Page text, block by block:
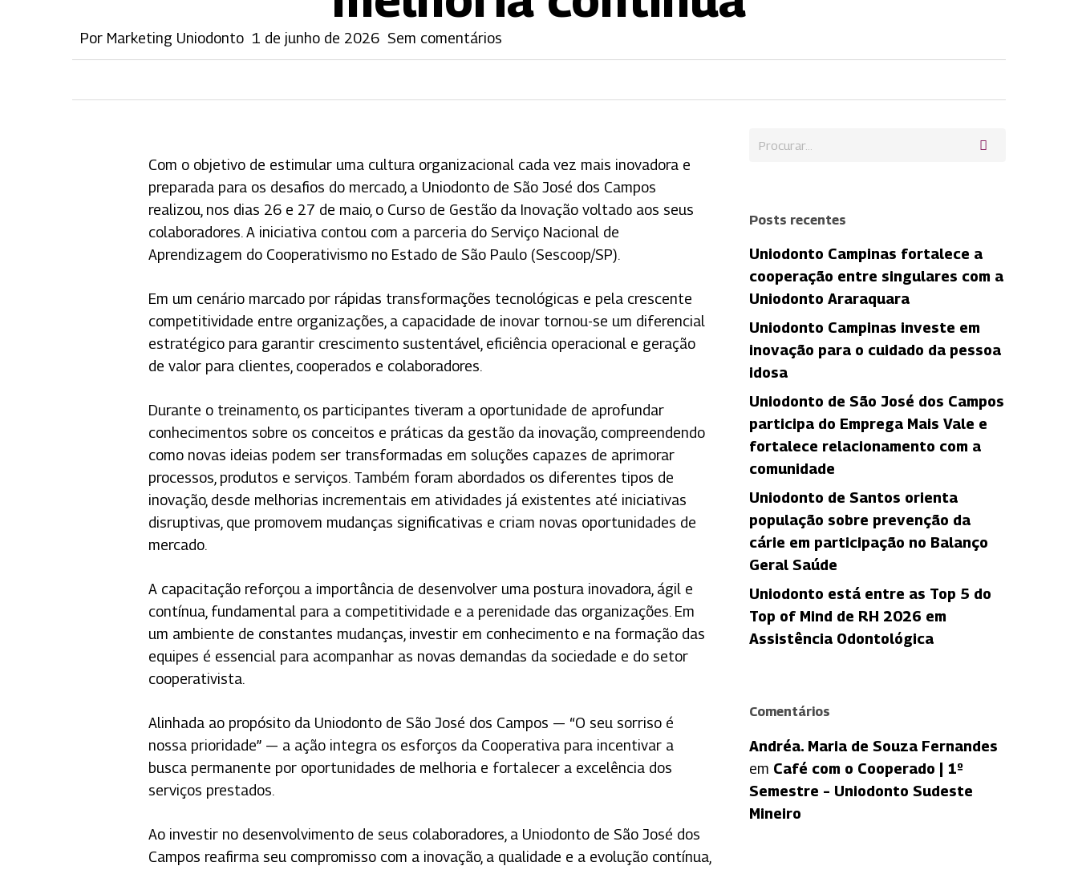
Pressione Enter para pesquisar ou ESC para fechar
Por Marketing Uniodonto 1 de junho de 2026 Sem comentários
Com o objetivo de estimular uma cultura organizacional cada vez mais inovadora e
preparada para os desafios do mercado, a Uniodonto de São José dos Campos
realizou, nos dias 26 e 27 de maio, o Curso de Gestão da Inovação voltado aos seus
colaboradores. A iniciativa contou com a parceria do Serviço Nacional de
Aprendizagem do Cooperativismo no Estado de São Paulo (Sescoop/SP).
Em um cenário marcado por rápidas transformações tecnológicas e pela crescente
competitividade entre organizações, a capacidade de inovar tornou-se um diferencial
estratégico para garantir crescimento sustentável, eficiência operacional e geração
de valor para clientes, cooperados e colaboradores.
Durante o treinamento, os participantes tiveram a oportunidade de aprofundar
conhecimentos sobre os conceitos e práticas da gestão da inovação, compreendendo
como novas ideias podem ser transformadas em soluções capazes de aprimorar
processos, produtos e serviços. Também foram abordados os diferentes tipos de
inovação, desde melhorias incrementais em atividades já existentes até iniciativas
disruptivas, que promovem mudanças significativas e criam novas oportunidades de
mercado.
A capacitação reforçou a importância de desenvolver uma postura inovadora, ágil e
contínua, fundamental para a competitividade e a perenidade das organizações. Em
um ambiente de constantes mudanças, investir em conhecimento e na formação das
equipes é essencial para acompanhar as novas demandas da sociedade e do setor
cooperativista.
Alinhada ao propósito da Uniodonto de São José dos Campos — “O seu sorriso é
nossa prioridade” — a ação integra os esforços da Cooperativa para incentivar a
busca permanente por oportunidades de melhoria e fortalecer a excelência dos
serviços prestados.
Ao investir no desenvolvimento de seus colaboradores, a Uniodonto de São José dos
Campos reafirma seu compromisso com a inovação, a qualidade e a evolução contínua,
Posts recentes
Uniodonto Campinas fortalece a
cooperação entre singulares com a
Uniodonto Araraquara
Uniodonto Campinas investe em
inovação para o cuidado da pessoa
idosa
Uniodonto de São José dos Campos
participa do Emprega Mais Vale e
fortalece relacionamento com a
comunidade
Uniodonto de Santos orienta
população sobre prevenção da
cárie em participação no Balanço
Geral Saúde
Uniodonto está entre as Top 5 do
Top of Mind de RH 2026 em
Assistência Odontológica
Comentários
Andréa. Maria de Souza Fernandes
em Café com o Cooperado | 1º
Semestre – Uniodonto Sudeste
Mineiro